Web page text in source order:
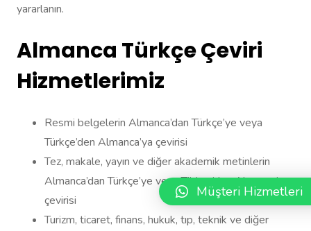
yararlanın.
Almanca Türkçe Çeviri
Hizmetlerimiz
Resmi belgelerin Almanca’dan Türkçe’ye veya
Türkçe’den Almanca’ya çevirisi
Tez, makale, yayın ve diğer akademik metinlerin
Almanca’dan Türkçe’ye veya Türkçe’den Almanca’ya
çevirisi
Turizm, ticaret, finans, hukuk, tıp, teknik ve diğer
Müşteri Hizmetleri